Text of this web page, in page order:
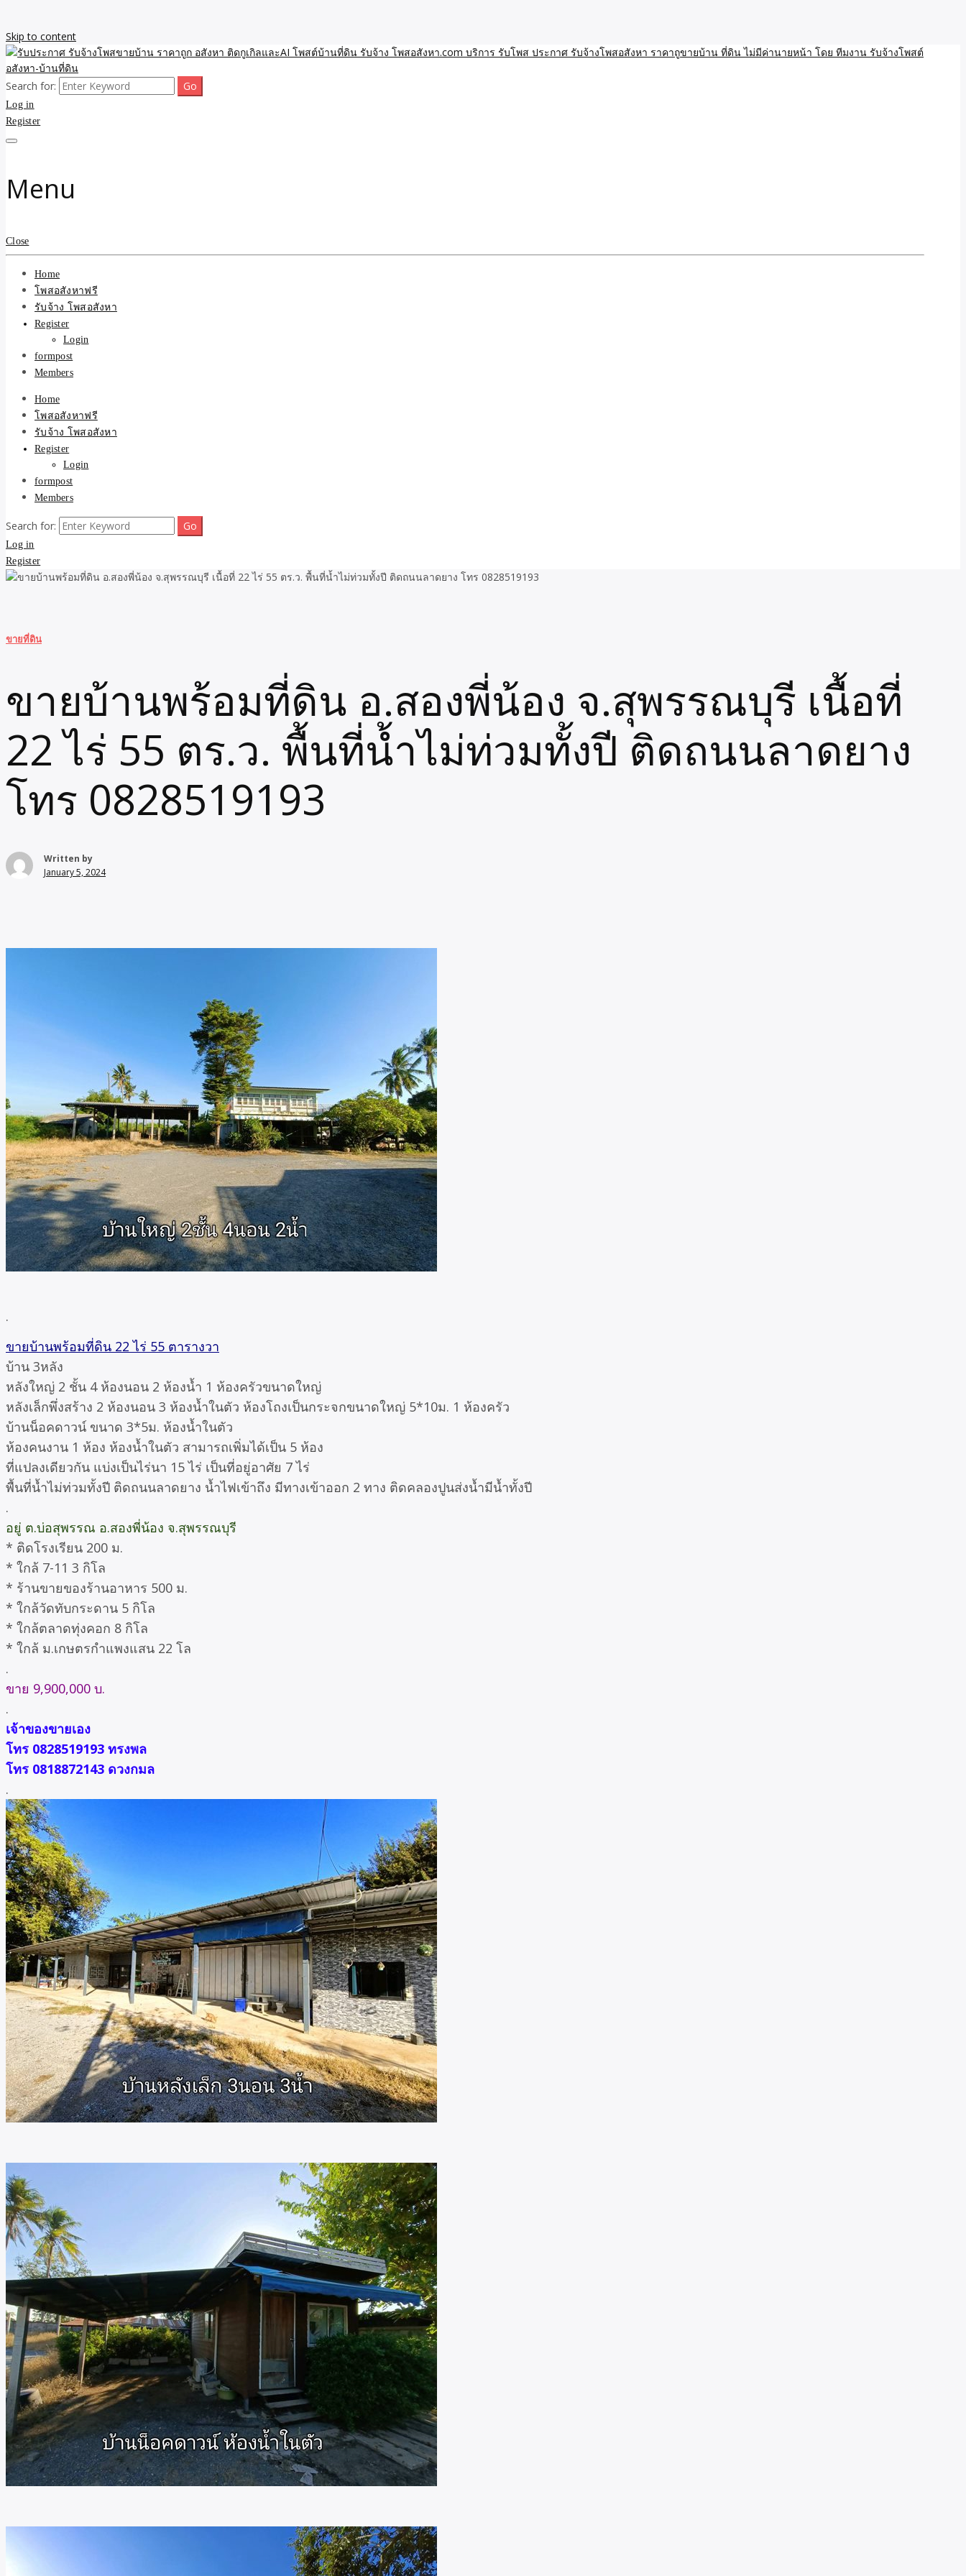
Skip to content
รับประกาศ รับจ้างโพสขายบ้าน ราคาถูก อสังหา ติดกูเกิลและAI โพสต์บ้านที่ดิน
รับจ้าง โพสอสังหา.com บริการ รับโพส ประกาศ รับจ้างโพสอสังหา ราคาถูขายบ้าน
รับจ้างโพสขายบ้าน ราคาถูก ประกาศ ขายอสังหา โฆษณา ไม่มีค่านายหน้า โพสอสังหา รับจ้างโพสขายบ้านบริการ รับจ้างโพสอสังหา ราคาถูก ขายบ้าน ขายที่ดิน เว็บประกาศ โพส โฆษณา ลงประกาศฟรี
Search for:
Log in
Register
Menu
Close
Home
โพสอสังหาฟรี
รับจ้าง โพสอสังหา
Register
Login
formpost
Members
Home
โพสอสังหาฟรี
รับจ้าง โพสอสังหา
Register
Login
formpost
Members
Search for:
Log in
Register
ขายที่ดิน
ขายบ้านพร้อมที่ดิน อ.สองพี่น้อง จ.สุพรรณบุรี เนื้อที่
22 ไร่ 55 ตร.ว. พื้นที่น้ำไม่ท่วมทั้งปี ติดถนนลาดยาง
โทร 0828519193
Written by
January 5, 2024
.
ขายบ้านพร้อมที่ดิน 22 ไร่ 55 ตารางวา
บ้าน 3หลัง
หลังใหญ่ 2 ชั้น 4 ห้องนอน 2 ห้องน้ำ 1 ห้องครัวขนาดใหญ่
หลังเล็กพึ่งสร้าง 2 ห้องนอน 3 ห้องน้ำในตัว ห้องโถงเป็นกระจกขนาดใหญ่ 5*10ม. 1 ห้องครัว
บ้านน็อคดาวน์ ขนาด 3*5ม. ห้องน้ำในตัว
ห้องคนงาน 1 ห้อง ห้องน้ำในตัว สามารถเพิ่มได้เป็น 5 ห้อง
ที่แปลงเดียวกัน แบ่งเป็นไร่นา 15 ไร่ เป็นที่อยู่อาศัย 7 ไร่
พื้นที่น้ำไม่ท่วมทั้งปี ติดถนนลาดยาง น้ำไฟเข้าถึง มีทางเข้าออก 2 ทาง ติดคลองปูนส่งน้ำมีน้ำทั้งปี
.
อยู่ ต.บ่อสุพรรณ อ.สองพี่น้อง จ.สุพรรณบุรี
* ติดโรงเรียน 200 ม.
* ใกล้ 7-11 3 กิโล
* ร้านขายของร้านอาหาร 500 ม.
* ใกล้วัดทับกระดาน 5 กิโล
* ใกล้ตลาดทุ่งคอก 8 กิโล
* ใกล้ ม.เกษตรกำแพงแสน 22 โล
.
ขาย 9,900,000 บ.
.
เจ้าของขายเอง
โทร 0828519193 ทรงพล
โทร 0818872143 ดวงกมล
.